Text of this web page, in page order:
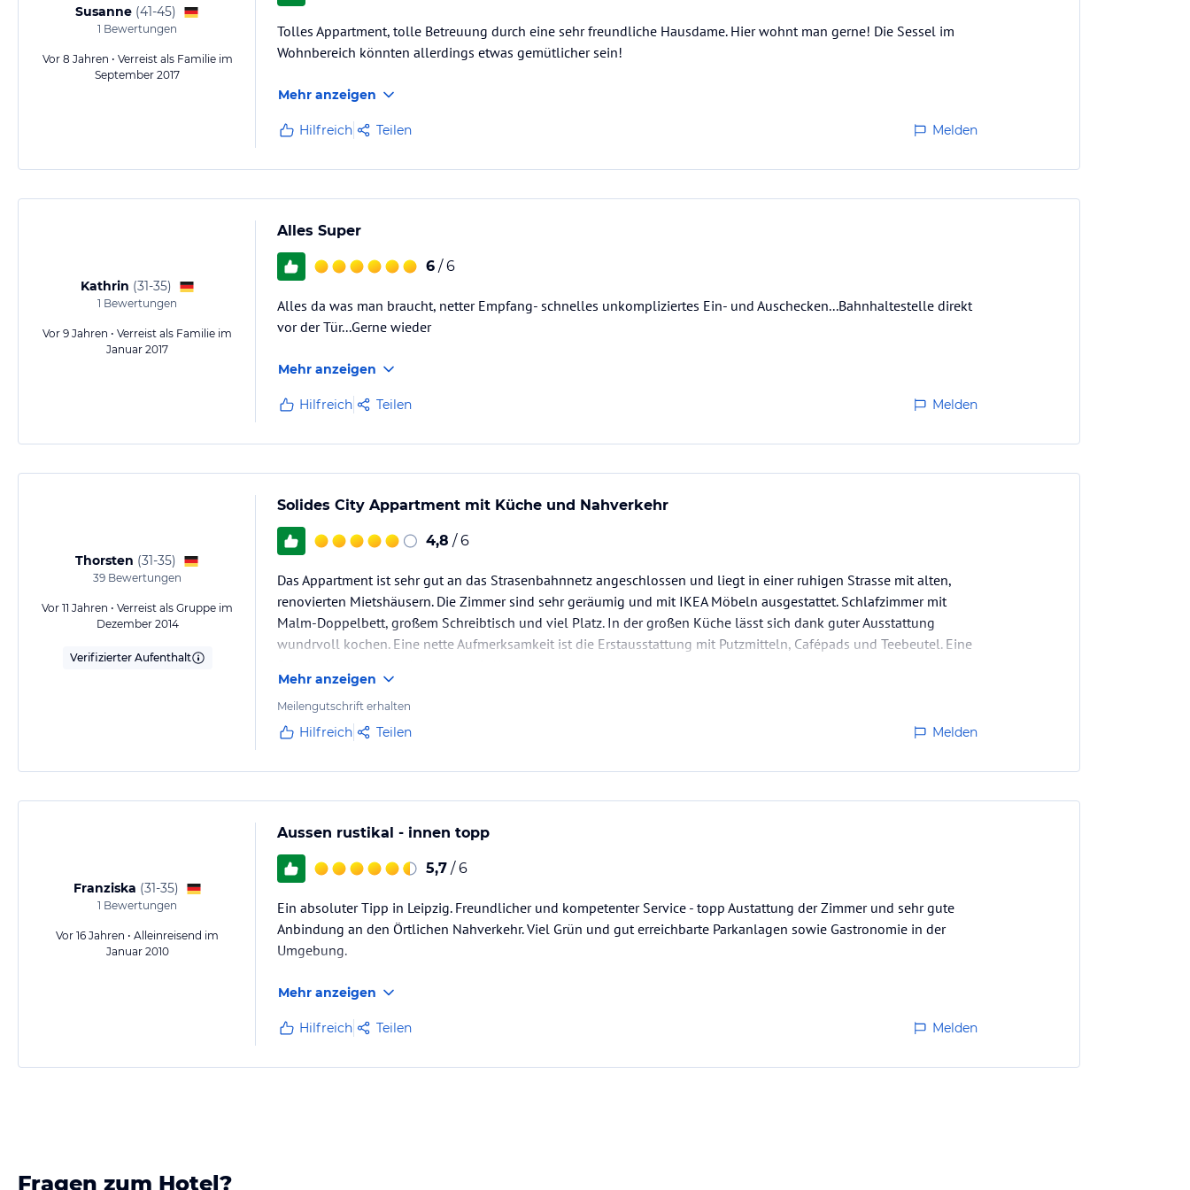
Parkplätze im Innenhof
Abstellraum für Kinderwagen und Fahrräder
Waschmaschine und Trockner gegen Gebühr, Bügeleisen und -brett
persönlicher Briefkasten
Susanne (41-45)
1 Bewertungen
Vor 8 Jahren • Verreist als Familie im
September 2017
Tolles Appartment, tolle Betreuung durch eine sehr freundliche Hausdame. Hier wohnt man gerne! Die Sessel im
Wohnbereich könnten allerdings etwas gemütlicher sein!
Mehr anzeigen
Hilfreich Teilen Melden
Kathrin (31-35)
1 Bewertungen
Vor 9 Jahren • Verreist als Familie im
Januar 2017
Alles Super
6 / 6
Alles da was man braucht, netter Empfang- schnelles unkompliziertes Ein- und Auschecken...Bahnhaltestelle direkt
vor der Tür...Gerne wieder
Mehr anzeigen
Hilfreich Teilen Melden
Thorsten (31-35)
39 Bewertungen
Vor 11 Jahren • Verreist als Gruppe im
Dezember 2014
Verifizierter Aufenthalt
Solides City Appartment mit Küche und Nahverkehr
4,8 / 6
Das Appartment ist sehr gut an das Strasenbahnnetz angeschlossen und liegt in einer ruhigen Strasse mit alten,
renovierten Mietshäusern. Die Zimmer sind sehr geräumig und mit IKEA Möbeln ausgestattet. Schlafzimmer mit
Malm-Doppelbett, großem Schreibtisch und viel Platz. In der großen Küche lässt sich dank guter Ausstattung
wundrvoll kochen. Eine nette Aufmerksamkeit ist die Erstausstattung mit Putzmitteln, Cafépads und Teebeutel. Eine
Die Wohnung ist sehr sauber und für…
Mehr anzeigen
Meilengutschrift erhalten
Hilfreich Teilen Melden
Franziska (31-35)
1 Bewertungen
Vor 16 Jahren • Alleinreisend im
Januar 2010
Aussen rustikal - innen topp
5,7 / 6
Ein absoluter Tipp in Leipzig. Freundlicher und kompetenter Service - topp Austattung der Zimmer und sehr gute
Anbindung an den Örtlichen Nahverkehr. Viel Grün und gut erreichbarte Parkanlagen sowie Gastronomie in der
Umgebung.
Mehr anzeigen
Hilfreich Teilen Melden
Fragen zum Hotel?